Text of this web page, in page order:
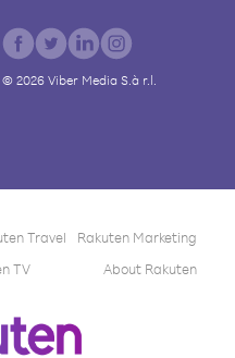
© 2026Viber Media S.à r.l.
Travel
Rakuten Marketing
TV About Rakuten